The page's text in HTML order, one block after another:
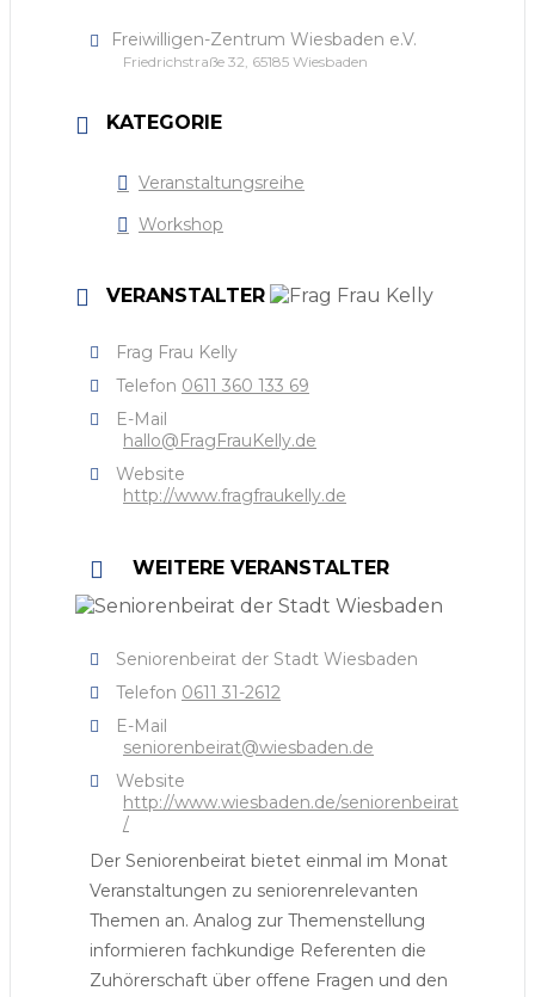
Freiwilligen-Zentrum Wiesbaden e.V.
Friedrichstraße 32, 65185 Wiesbaden
KATEGORIE
Veranstaltungsreihe
Workshop
VERANSTALTER
Frag Frau Kelly
Telefon 0611 360 133 69
E-Mail
hallo@FragFrauKelly.de
Website
http://www.fragfraukelly.de
WEITERE VERANSTALTER
Seniorenbeirat der Stadt Wiesbaden
Telefon 0611 31-2612
E-Mail
seniorenbeirat@wiesbaden.de
Website
http://www.wiesbaden.de/seniorenbeirat
/
Der Seniorenbeirat bietet einmal im Monat
Veranstaltungen zu seniorenrelevanten
Themen an. Analog zur Themenstellung
informieren fachkundige Referenten die
Zuhörerschaft über offene Fragen und den